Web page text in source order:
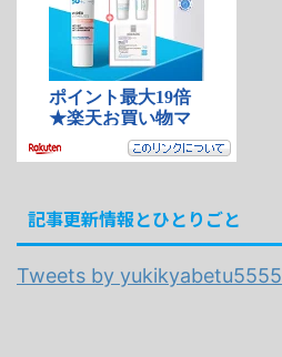
記事更新情報とひとりごと
Tweets by yukikyabetu5555